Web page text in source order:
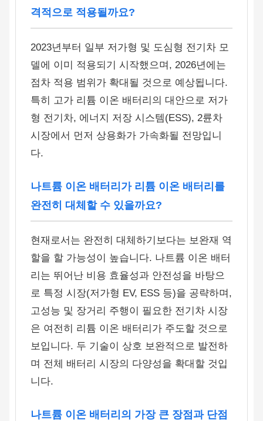
격적으로 적용될까요?
2023년부터 일부 저가형 및 도심형 전기차 모
델에 이미 적용되기 시작했으며, 2026년에는
점차 적용 범위가 확대될 것으로 예상됩니다.
특히 고가 리튬 이온 배터리의 대안으로 저가
형 전기차, 에너지 저장 시스템(ESS), 2륜차
시장에서 먼저 상용화가 가속화될 전망입니
다.
나트륨 이온 배터리가 리튬 이온 배터리를
완전히 대체할 수 있을까요?
현재로서는 완전히 대체하기보다는 보완재 역
할을 할 가능성이 높습니다. 나트륨 이온 배터
리는 뛰어난 비용 효율성과 안전성을 바탕으
로 특정 시장(저가형 EV, ESS 등)을 공략하며,
고성능 및 장거리 주행이 필요한 전기차 시장
은 여전히 리튬 이온 배터리가 주도할 것으로
보입니다. 두 기술이 상호 보완적으로 발전하
며 전체 배터리 시장의 다양성을 확대할 것입
니다.
나트륨 이온 배터리의 가장 큰 장점과 단점